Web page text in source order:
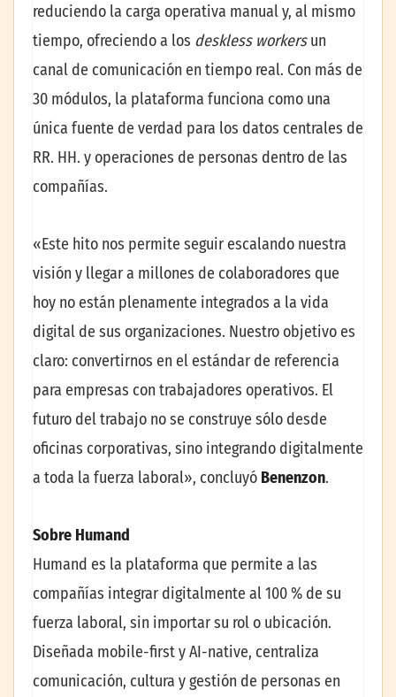
reduciendo la carga operativa manual y, al mismo
tiempo, ofreciendo a los deskless workersun
canal de comunicación en tiempo real. Con más de
30 módulos, la plataforma funciona como una
única fuente de verdad para los datos centrales de
RR. HH. y operaciones de personas dentro de las
compañías.
«Este hito nos permite seguir escalando nuestra
visión y llegar a millones de colaboradores que
hoy no están plenamente integrados a la vida
digital de sus organizaciones. Nuestro objetivo es
claro: convertirnos en el estándar de referencia
para empresas con trabajadores operativos. El
futuro del trabajo no se construye sólo desde
oficinas corporativas, sino integrando digitalmente
a toda la fuerza laboral», concluyó Benenzon.
Sobre Humand
Humand es la plataforma que permite a las
compañías integrar digitalmente al 100 % de su
fuerza laboral, sin importar su rol o ubicación.
Diseñada mobile-first y AI-native, centraliza
comunicación, cultura y gestión de personas en